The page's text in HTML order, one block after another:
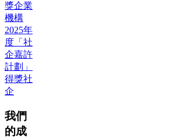
獎企業
機構
2025年
度「社
企嘉許
計劃」
得獎社
企
我們
的成